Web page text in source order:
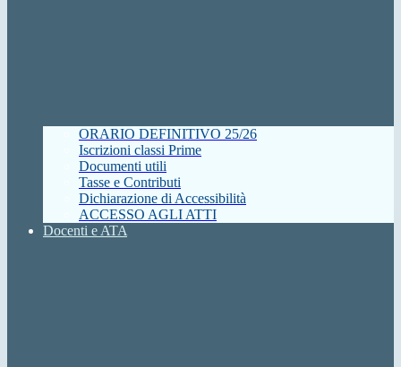
ORARIO DEFINITIVO 25/26
Iscrizioni classi Prime
Documenti utili
Tasse e Contributi
Dichiarazione di Accessibilità
ACCESSO AGLI ATTI
Docenti e ATA